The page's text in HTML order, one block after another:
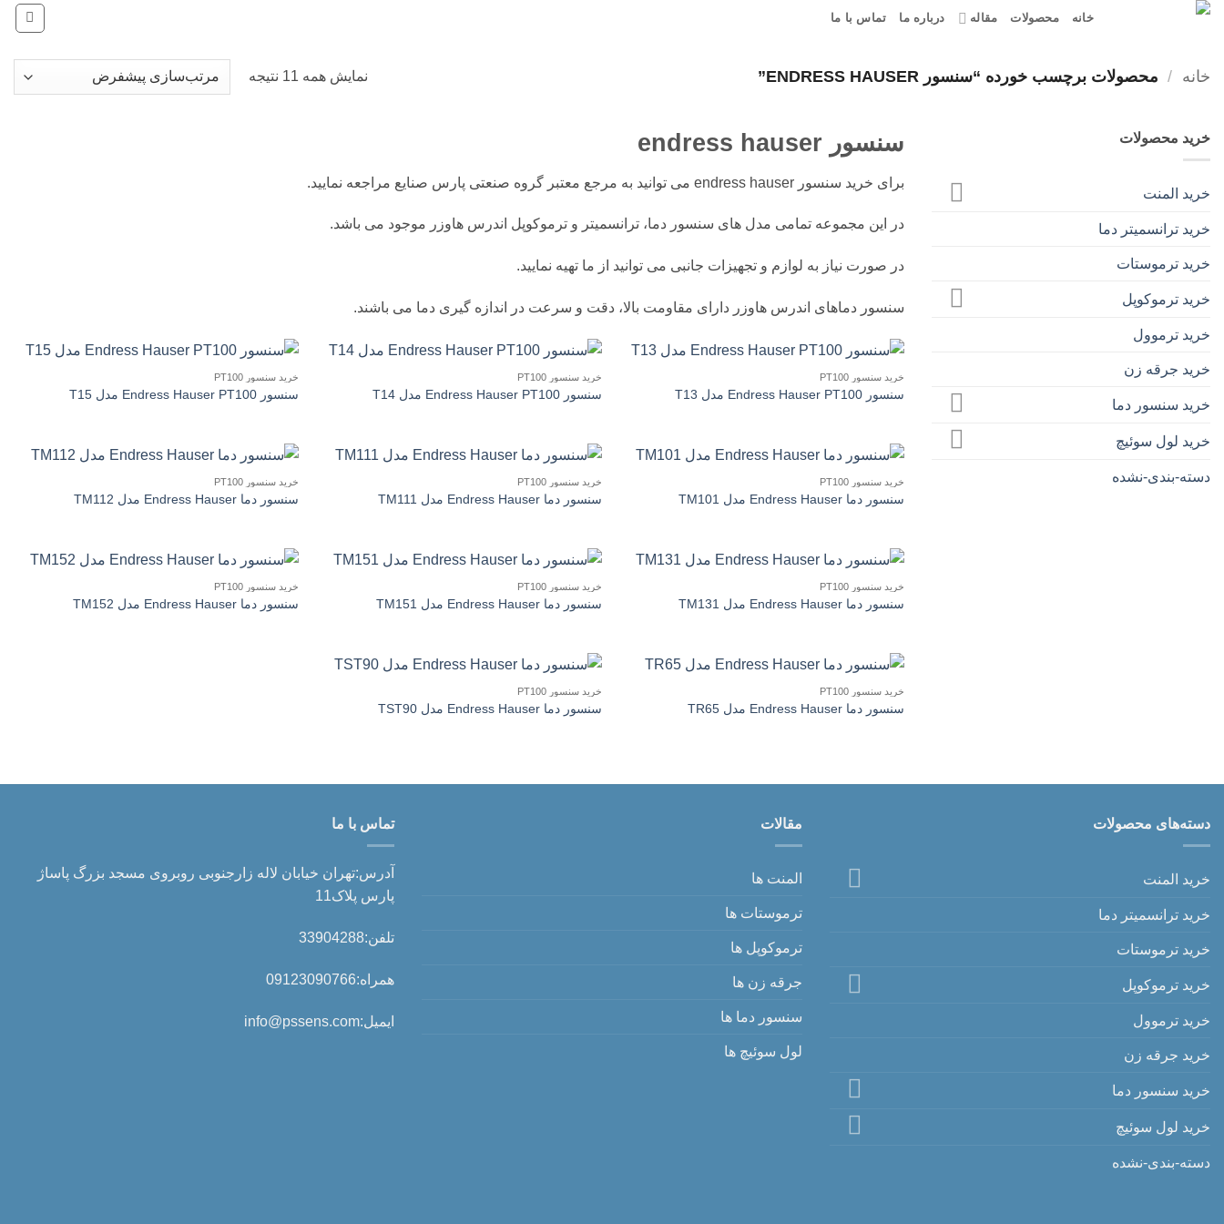
Skip
خانه محصولات مقاله درباره ما تماس با ما
خانه / محصولات برچسب خورده “سنسور ENDRESS HAUSER” نمایش همه 11 نتیجه
خرید محصولات
خرید المنت
خرید ترانسمیتر دما
خرید ترموستات
خرید ترموکوپل
خرید ترموول
خرید جرقه زن
خرید سنسور دما
خرید لول سوئیچ
دسته-بندی-نشده
سنسور endress hauser
برای خرید سنسور endress hauser می توانید به مرجع معتبر گروه صنعتی پارس صنایع مراجعه نمایید.
در این مجموعه تمامی مدل های سنسور دما، ترانسمیتر و ترموکوپل اندرس هاوزر موجود می باشد.
در صورت نیاز به لوازم و تجهیزات جانبی می توانید از ما تهیه نمایید.
سنسور دماهای اندرس هاوزر دارای مقاومت بالا، دقت و سرعت در اندازه گیری دما می باشند.
خرید سنسور PT100
سنسور Endress Hauser PT100 مدل T13
خرید سنسور PT100
سنسور Endress Hauser PT100 مدل T14
خرید سنسور PT100
سنسور Endress Hauser PT100 مدل T15
خرید سنسور PT100
سنسور دما Endress Hauser مدل TM101
خرید سنسور PT100
سنسور دما Endress Hauser مدل TM111
خرید سنسور PT100
سنسور دما Endress Hauser مدل TM112
خرید سنسور PT100
سنسور دما Endress Hauser مدل TM131
خرید سنسور PT100
سنسور دما Endress Hauser مدل TM151
خرید سنسور PT100
سنسور دما Endress Hauser مدل TM152
خرید سنسور PT100
سنسور دما Endress Hauser مدل TR65
خرید سنسور PT100
سنسور دما Endress Hauser مدل TST90
دسته‌های محصولات
خرید المنت
خرید ترانسمیتر دما
خرید ترموستات
خرید ترموکوپل
خرید ترموول
خرید جرقه زن
خرید سنسور دما
خرید لول سوئیچ
دسته-بندی-نشده
مقالات
المنت ها
ترموستات ها
ترموکوپل ها
جرقه زن ها
سنسور دما ها
لول سوئیچ ها
تماس با ما
آدرس:تهران خیابان لاله زارجنوبی روبروی مسجد بزرگ پاساژ
پارس پلاک11
تلفن:33904288
همراه:09123090766
ایمیل:info@pssens.com